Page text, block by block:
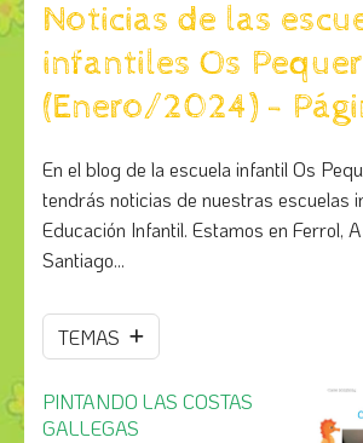
Noticias de las
infantiles Os
(Enero/2024) -
En el blog de la escuela infantil Os
tendrás noticias de nuestras escuelas
Educación Infantil. Estamos en Ferrol,
Santiago...
TEMAS
PINTANDO LAS COSTAS
GALLEGAS